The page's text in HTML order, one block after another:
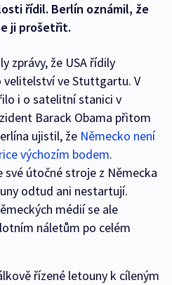
řídil. Berlín oznámil, že
ji prošetřit.
zprávy, že USA řídily
velitelství ve Stuttgartu. V
i o satelitní stanici v
Barack Obama přitom
ujistil, že Německo není
výchozím bodem.
útočné stroje z Německa
odtud ani nestartují.
médií se ale
náletům po celém
řízené letouny k cíleným